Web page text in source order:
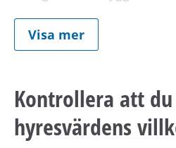
Om hyran
Angiven hyra avser 2026
Visa mer
Kontrollera att
hyresvärdens